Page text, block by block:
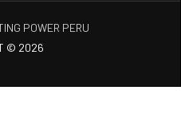
POWER PERU
© 2026